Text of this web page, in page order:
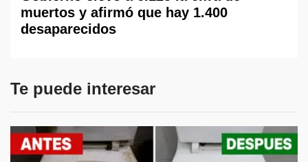
muertos y afirmó que hay 1.400
desaparecidos
Te puede interesar